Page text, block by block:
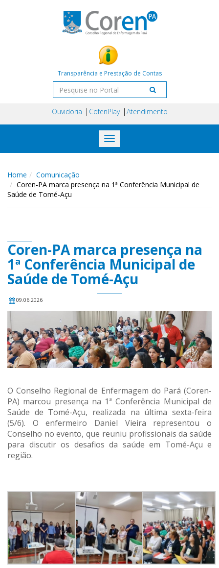
Transparência e Prestação de Contas
Ouvidoria CofenPlay Atendimento
Toggle
navigation
Home
Comunicação
Coren-PA marca presença na 1ª Conferência Municipal de
Saúde de Tomé-Açu
Coren-PA marca presença na
1ª Conferência Municipal de
Saúde de Tomé-Açu
09.06.2026
O Conselho Regional de Enfermagem do Pará (Coren-
PA) marcou presença na 1ª Conferência Municipal de
Saúde de Tomé-Açu, realizada na última sexta-feira
(5/6). O enfermeiro Daniel Vieira representou o
Conselho no evento, que reuniu profissionais da saúde
para discutir os desafios da saúde em Tomé-Açu e
região.